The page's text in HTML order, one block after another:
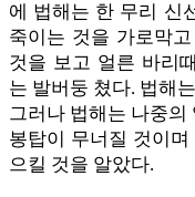
에 법해는 한 무리 신
죽이는 것을 가로막
것을 보고 얼른 바리
는 발버둥 쳤다. 법해
그러나 법해는 나중의
봉탑이 무너질 것이
으킬 것을 알았다.